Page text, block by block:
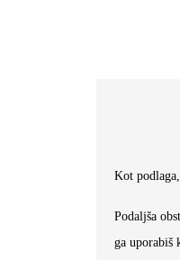
Kot
Podaljša
ga uporabiš